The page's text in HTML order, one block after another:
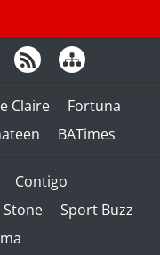
Claire
Fortuna
BATimes
Contigo
Stone
Sport Buzz